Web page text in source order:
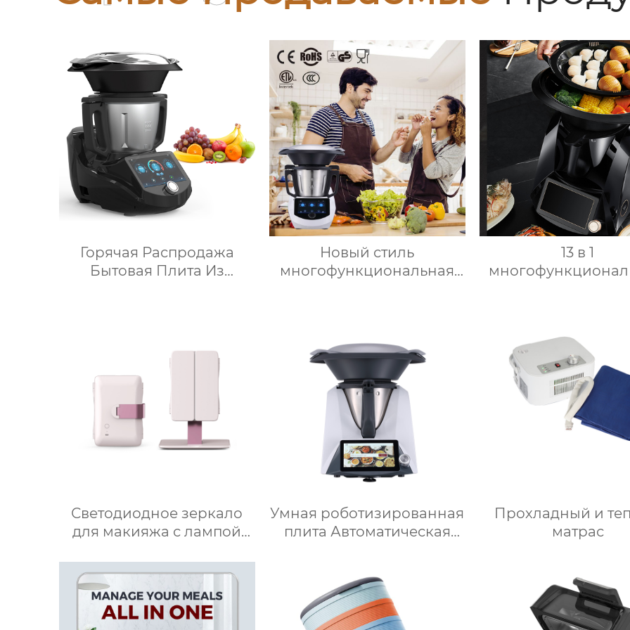
Горячая Распродажа
Бытовая Плита Из
De Cocina
Новый стиль
многофункциональная
3.5л robot cucina tm 6
новый термомиксер t6
13 в 1
комбайн
кухонный
Светодиодное зеркало
для макияжа с лампой
заполняет свет складное
косметическое зеркало
для переодевания
Умная роботизированная
плита Автоматическая
Интеллектуальный Робот
для приготовления пищи
для дома
Прохладный и
матрас